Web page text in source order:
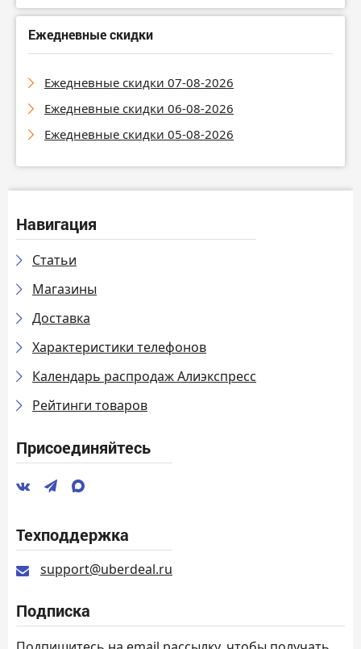
Ежедневные скидки
Ежедневные скидки 07-08-2026
Ежедневные скидки 06-08-2026
Ежедневные скидки 05-08-2026
Навигация
Статьи
Магазины
Доставка
Характеристики телефонов
Календарь распродаж Алиэкспресс
Рейтинги товаров
Присоединяйтесь
Техподдержка
support@uberdeal.ru
Подписка